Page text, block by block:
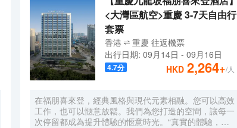
<大灣區航空>重慶 3-7天自由行
套票
香港 重慶 往返機票
出行日期: 09月14日 - 09月16日
4.7分 HKD 2,264+/人
在福朋喜來登，經典風格與現代元素相融。您可以高效
工作，也可以愜意放鬆。我們為您打造的空間，讓每一
次停留都成為提升體驗的愜意時光。“真實的體驗，簡